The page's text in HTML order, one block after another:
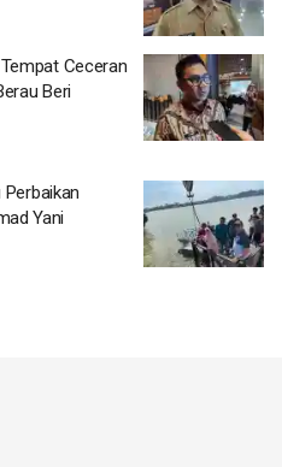
Ceceran
Beri
Yani